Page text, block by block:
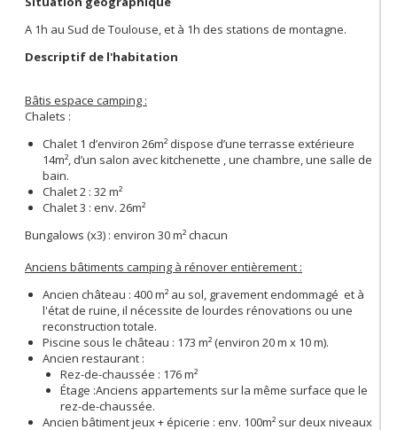
A 1h au Sud de Toulouse, et à 1h des stations de montagne.
Descriptif de l'habitation
Bâtis espace camping :
Chalets :
Chalet 1 d’environ 26m² dispose d’une terrasse extérieure
14m², d’un salon avec kitchenette , une chambre, une salle de
bain.
Chalet 2 : 32 m²
Chalet 3 : env. 26m²
Bungalows (x3) : environ 30 m² chacun
Anciens bâtiments camping à rénover entièrement :
Ancien château : 400 m² au sol, gravement endommagé et à
l'état de ruine, il nécessite de lourdes rénovations ou une
reconstruction totale.
Piscine sous le château : 173 m² (environ 20 m x 10 m).
Ancien restaurant :
Rez-de-chaussée : 176 m²
Étage :Anciens appartements sur la même surface que le
rez-de-chaussée.
Ancien bâtiment jeux + épicerie : env. 100m² sur deux niveaux